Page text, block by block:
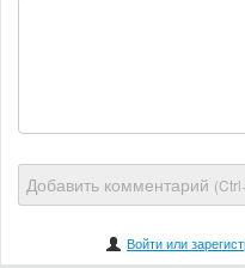
Добавить комментарий
Войти или